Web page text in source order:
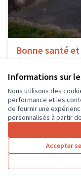
Informations sur
Nous utilisons des
performance et les
de fournir une
personnalisés à partir
Accepter
Bonne santé
nations unies
Ecodélégué.e.s